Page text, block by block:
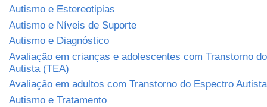
Autismo e Estereotipias
Autismo e Níveis de Suporte
Autismo e Diagnóstico
Avaliação em crianças e adolescentes com Transtorno
Autista (TEA)
Avaliação em adultos com Transtorno do Espectro
Autismo e Tratamento